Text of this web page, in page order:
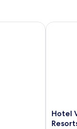
Hotel
Ville
Hotel
Hotel